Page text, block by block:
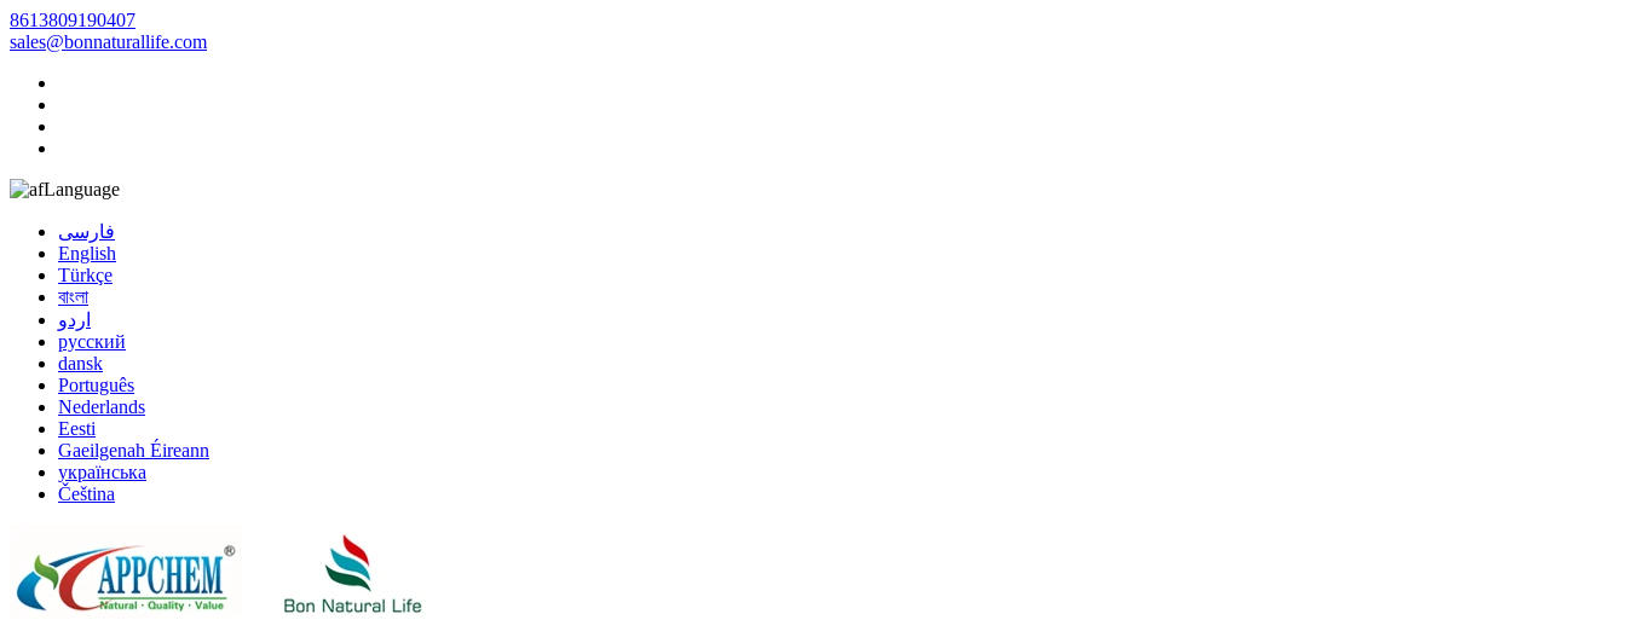
8613809190407
sales@bonnaturallife.com
Language
فارسی
English
Türkçe
বাংলা
اردو
русский
dansk
Português
Nederlands
Eesti
Gaeilgenah Éireann
українська
Čeština